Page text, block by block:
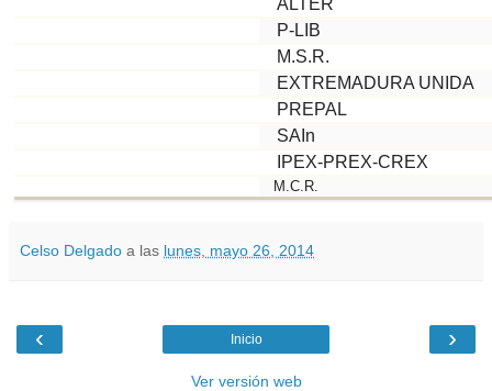
ALTER
P-LIB
M.S.R.
EXTREMADURA UNIDA
PREPAL
SAIn
IPEX-PREX-CREX
M.C.R.
Celso Delgado a las lunes, mayo 26, 2014
‹ ›
Inicio
Ver versión web